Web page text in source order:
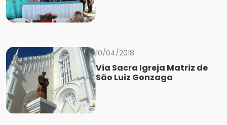
10/04/2018
Via Sacra Igreja Matriz de
São Luiz Gonzaga